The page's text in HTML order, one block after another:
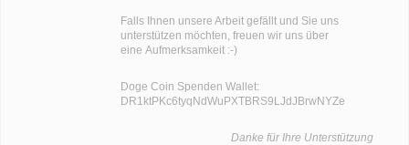
Falls Ihnen unsere Arbeit gefällt und Sie uns
unterstützen möchten, freuen wir uns über
eine Aufmerksamkeit :-)
Doge Coin Spenden Wallet:
DR1ktPKc6tyqNdWuPXTBRS9LJdJBrwNYZe
Danke für Ihre Unterstützung